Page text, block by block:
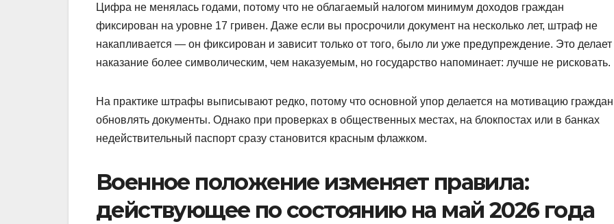
Цифра не менялась годами, потому что не облагаемый налогом минимум доходов граждан
фиксирован на уровне 17 гривен. Даже если вы просрочили документ на несколько лет, штраф не
накапливается — он фиксирован и зависит только от того, было ли уже предупреждение. Это делает
наказание более символическим, чем наказуемым, но государство напоминает: лучше не рисковать.
На практике штрафы выписывают редко, потому что основной упор делается на мотивацию граждан
обновлять документы. Однако при проверках в общественных местах, на блокпостах или в банках
недействительный паспорт сразу становится красным флажком.
Военное положение изменяет правила:
действующее по состоянию на май 2026 года